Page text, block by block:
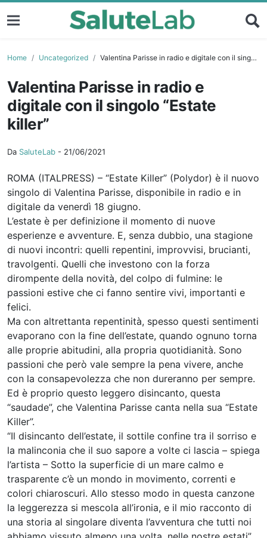
Home Uncategorized Valentina Parisse in radio e digitale con il singolo “Estate killer”
Valentina Parisse in radio e
digitale con il singolo “Estate
killer”
Da SaluteLab - 21/06/2021
ROMA (ITALPRESS) – “Estate Killer” (Polydor) è il nuovo
singolo di Valentina Parisse, disponibile in radio e in
digitale da venerdì 18 giugno.
L’estate è per definizione il momento di nuove
esperienze e avventure. E, senza dubbio, una stagione
di nuovi incontri: quelli repentini, improvvisi, brucianti,
travolgenti. Quelli che investono con la forza
dirompente della novità, del colpo di fulmine: le
passioni estive che ci fanno sentire vivi, importanti e
felici.
Ma con altrettanta repentinità, spesso questi sentimenti
evaporano con la fine dell’estate, quando ognuno torna
alle proprie abitudini, alla propria quotidianità. Sono
passioni che però vale sempre la pena vivere, anche
con la consapevolezza che non dureranno per sempre.
Ed è proprio questo leggero disincanto, questa
“saudade”, che Valentina Parisse canta nella sua “Estate
Killer”.
“Il disincanto dell’estate, il sottile confine tra il sorriso e
la malinconia che il suo sapore a volte ci lascia – spiega
l’artista – Sotto la superficie di un mare calmo e
trasparente c’è un mondo in movimento, correnti e
colori chiaroscuri. Allo stesso modo in questa canzone
la leggerezza si mescola all’ironia, e il mio racconto di
una storia al singolare diventa l’avventura che tutti noi